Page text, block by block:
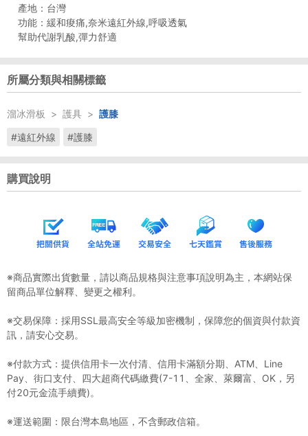
產地：台灣
功能：緩和痠痛,奈米遠紅外線,呼吸透氣
所屬分類與相關標籤
溜冰滑板 > 護具 > 護膝
#遠紅外線
#護膝
購買說明
※商品實際出貨數量，請以商品規格與注意事項說明為主，本網站保
留商品單位解釋、變更之權利。
※交易保障：採用SSL最高安全等級加密機制，保障您的個資與付款資
訊，請安心交易。
※付款方式：提供信用卡一次付清、信用卡滿額分期、ATM、Line
Pay、街口支付、四大超商代碼繳費(7-11、全家、萊爾富、OK，另
付20元金流手續費)。
※運送範圍：限台灣本島地區，不含郵政信箱。